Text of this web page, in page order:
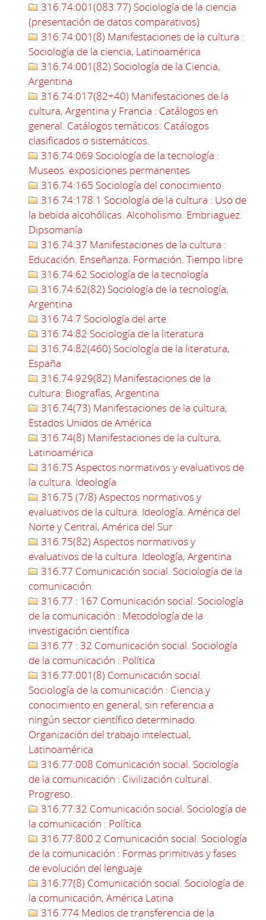
316.74:001(083.77) Sociología de la ciencia
(presentación de datos comparativos)
316.74:001(8) Manifestaciones de la cultura :
Sociología de la ciencia, Latinoamérica
316.74:001(82) Sociología de la Ciencia,
Argentina
316.74:017(82+40) Manifestaciones de la
cultura, Argentina y Francia : Catálogos en
general. Catálogos temáticos. Catálogos
clasificados o sistemáticos.
316.74:069 Sociología de la tecnología :
Museos. exposiciones permanentes
316.74:165 Sociología del conocimiento
316.74:178.1 Sociología de la cultura : Uso de
la bebida alcohólicas. Alcoholismo. Embriaguez.
Dipsomanía
316.74:37 Manifestaciones de la cultura :
Educación. Enseñanza. Formación. Tiempo libre
316.74:62 Sociología de la tecnología
316.74:62(82) Sociología de la tecnología,
Argentina
316.74:7 Sociología del arte
316.74:82 Sociología de la literatura
316.74:82(460) Sociología de la literatura,
España
316.74:929(82) Manifestaciones de la
cultura: Biografías, Argentina
316.74(73) Manifestaciones de la cultura,
Estados Unidos de América
316.74(8) Manifestaciones de la cultura,
Latinoamérica
316.75 Aspectos normativos y evaluativos de
la cultura. Ideología
316.75 (7/8) Aspectos normativos y
evaluativos de la cultura. Ideología. América del
Norte y Central, América del Sur
316.75(82) Aspectos normativos y
evaluativos de la cultura. Ideología, Argentina
316.77 Comunicación social. Sociología de la
comunicación
316.77 : 167 Comunicación social. Sociología
de la comunicación : Metodología de la
investigación científica
316.77 : 32 Comunicación social. Sociología
de la comunicación : Política
316.77:001(8) Comunicación social.
Sociología de la comunicación : Ciencia y
conocimiento en general, sin referencia a
ningún sector científico determinado.
Organización del trabajo intelectual,
Latinoamérica
316.77:008 Comunicación social. Sociología
de la comunicación : Civilización cultural.
Progreso.
316.77:32 Comunicación social. Sociología de
la comunicación : Política
316.77:800.2 Comunicación social. Sociología
de la comunicación : Formas primitivas y fases
de evolución del lenguaje
316.77(8) Comunicación social. Sociología de
la comunicación, América Latina
316.774 Medios de transferencia de la